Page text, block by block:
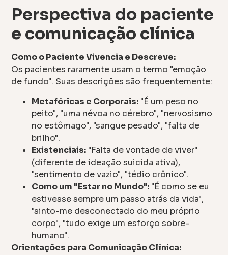
Perspectiva do paciente
e comunicação clínica
Como o Paciente Vivencia e Descreve:
Os pacientes raramente usam o termo "emoção
de fundo". Suas descrições são frequentemente:
Metafóricas e Corporais: "É um peso no
peito", "uma névoa no cérebro", "nervosismo
no estômago", "sangue pesado", "falta de
brilho".
Existenciais: "Falta de vontade de viver"
(diferente de ideação suicida ativa),
"sentimento de vazio", "tédio crônico".
Como um "Estar no Mundo": "É como se eu
estivesse sempre um passo atrás da vida",
"sinto-me desconectado do meu próprio
corpo", "tudo exige um esforço sobre-
humano".
Orientações para Comunicação Clínica: